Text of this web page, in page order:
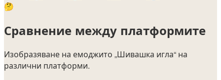
🤔
Сравнение между платформите
Изобразяване на емоджито „Шивашка игла“ на
различни платформи.